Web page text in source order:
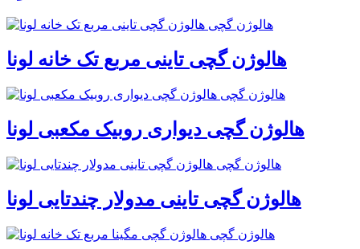
هالوژن گچی تاینی مربع تک خانه لونا
هالوژن گچی دیواری روبیک مکعبی لونا
هالوژن گچی تاینی مدولار چندتایی لونا